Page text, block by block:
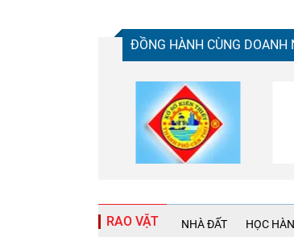
ĐỒNG HÀNH CÙNG DOANH
RAO VẶT NHÀ ĐẤT HỌC